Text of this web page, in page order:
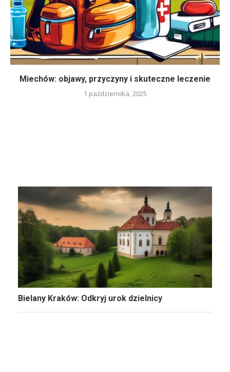
Miechów: objawy, przyczyny i skuteczne leczenie
1 października, 2025
Bielany Kraków: Odkryj urok dzielnicy